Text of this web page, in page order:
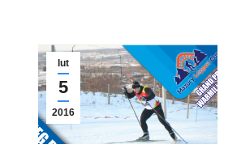
lut
5
2016